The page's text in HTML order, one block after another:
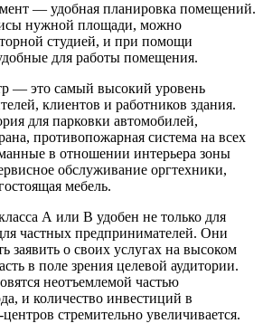
— удобная планировка помещений.
нужной площади, можно
студией, и при помощи
для работы помещения.
— это самый высокий уровень
клиентов и работников здания.
для парковки автомобилей,
противопожарная система на всех
в отношении интерьера зоны
обслуживание оргтехники,
мебель.
А или В удобен не только для
частных предпринимателей. Они
заявить о своих услугах на высоком
в поле зрения целевой аудитории.
неотъемлемой частью
и количество инвестиций в
стремительно увеличивается.